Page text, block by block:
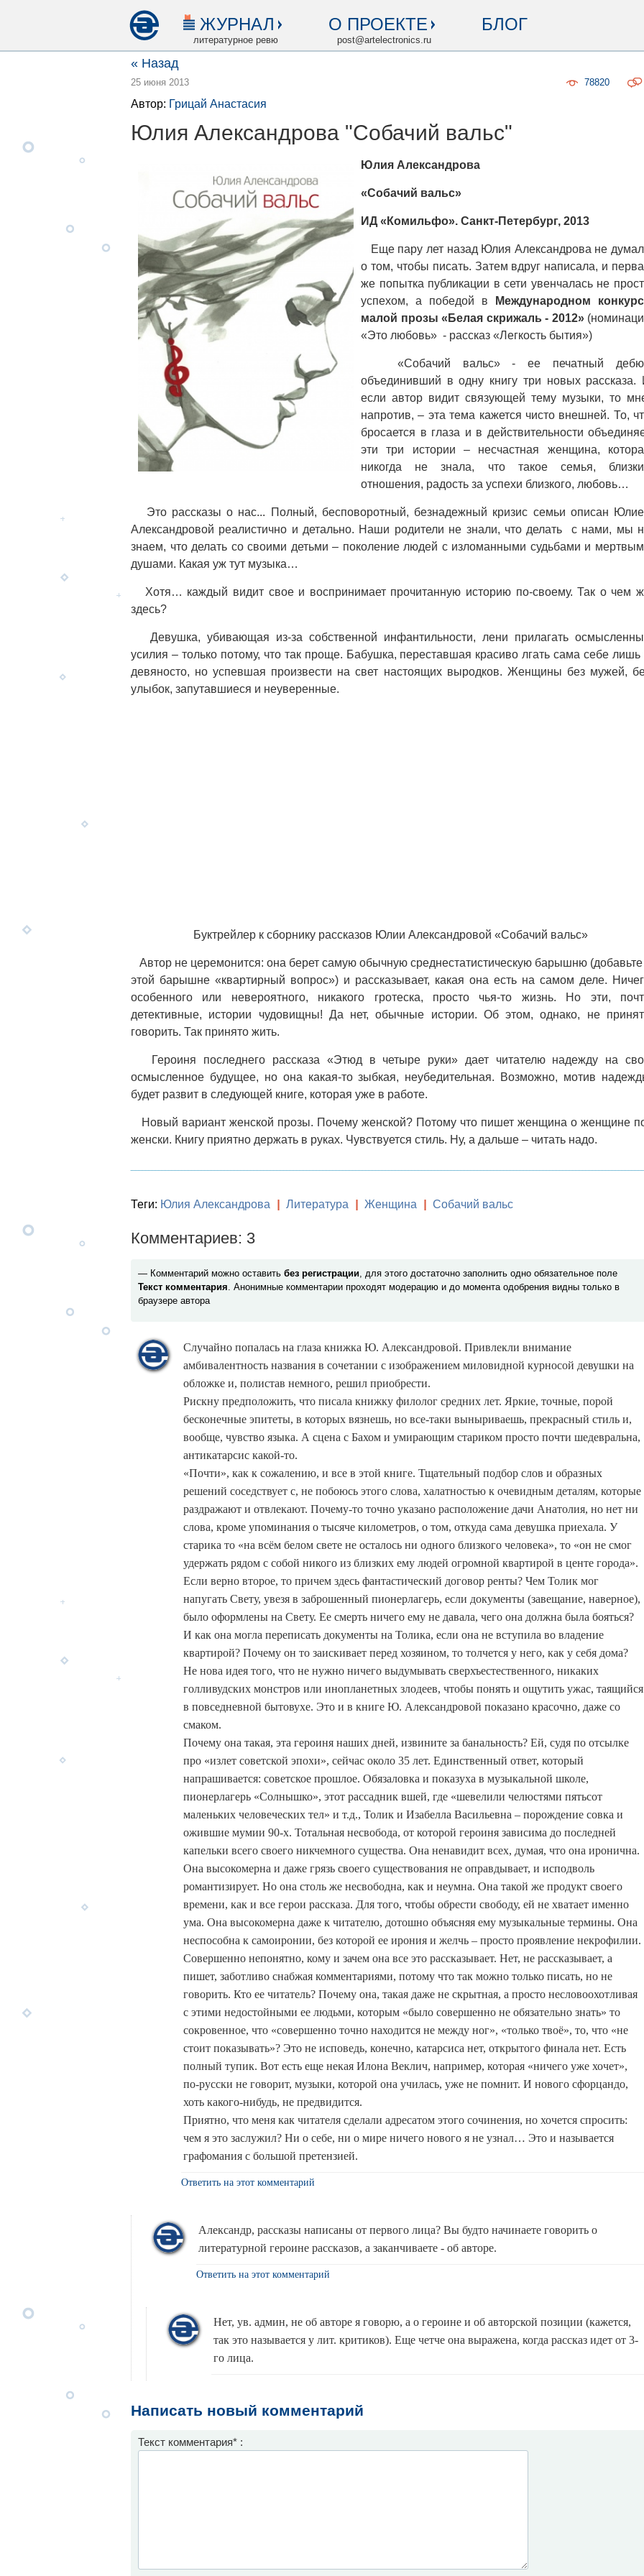
ЖУРНАЛ
литературное ревю
О ПРОЕКТЕ
post@artelectronics.ru
БЛОГ
« Назад
25 июня 2013 78820
Автор: Грицай Анастасия
Юлия Александрова "Собачий вальс"
Юлия Александрова
«Собачий вальс»
ИД «Комильфо». Санкт-Петербург, 2013
Еще пару лет назад Юлия Александрова не
о том, чтобы писать. Затем вдруг написала, и
же попытка публикации в сети увенчалась не
успехом, а победой в
Международном
малой прозы «Белая скрижаль - 2012»
«Это любовь» - рассказ «Легкость бытия»)
«Собачий вальс» - ее печатный
объединивший в одну книгу три новых рассказа.
если автор видит связующей тему музыки, то
напротив, – эта тема кажется чисто внешней. То,
бросается в глаза и в действительности
эти три истории – несчастная женщина,
никогда не знала, что такое семья,
отношения, радость за успехи близкого, любовь…
Это рассказы о нас... Полный, бесповоротный, безнадежный кризис семьи описан
Александровой реалистично и детально. Наши родители не знали, что делать с нами, мы
знаем, что делать со своими детьми – поколение людей с изломанными судьбами и
душами. Какая уж тут музыка…
Хотя… каждый видит свое и воспринимает прочитанную историю пo-своему. Так о чем
здесь?
Девушка, убивающая из-за собственной инфантильности, лени прилагать
усилия – только потому, что так проще. Бабушка, переставшая красиво лгать сама себе лишь
девяносто, но успевшая произвести на свет настоящих выродков. Женщины без мужей,
улыбок, запутавшиеся и неуверенные.
Буктрейлер к сборнику рассказов Юлии Александровой «Собачий вальс»
Автор не церемонится: она берет самую обычную среднестатистическую барышню (добавьте
этой барышне «квартирный вопрос») и рассказывает, какая она есть на самом деле.
особенного или невероятного, никакого гротеска, просто чья-то жизнь. Но эти,
детективные, истории чудовищны! Да нет, обычные истории. Об этом, однако, не
говорить. Так принято жить.
Героиня последнего рассказа «Этюд в четыре руки» дает читателю надежду на
осмысленное будущее, но она какая-то зыбкая, неубедительная. Возможно, мотив
будет развит в следующей книге, которая уже в работе.
Новый вариант женской прозы. Почему женской? Потому что пишет женщина о женщине
женски. Книгу приятно держать в руках. Чувствуется стиль. Ну, а дальше – читать надо.
Теги: Юлия Александрова Литература Женщина Собачий вальс
Комментариев: 3
— Комментарий можно оставить без регистрации, для этого достаточно заполнить одно обязательное поле
Текст комментария. Анонимные комментарии проходят модерацию и до момента одобрения видны только в
браузере автора
Случайно попалась на глаза книжка Ю. Александровой. Привлекли внимание
амбивалентность названия в сочетании с изображением миловидной курносой девушки на
обложке и, полистав немного, решил приобрести.
Рискну предположить, что писала книжку филолог средних лет. Яркие, точные, порой
бесконечные эпитеты, в которых вязнешь, но все-таки выныриваешь, прекрасный стиль и,
вообще, чувство языка. А сцена с Бахом и умирающим стариком просто почти шедевральна,
антикатарсис какой-то.
«Почти», как к сожалению, и все в этой книге. Тщательный подбор слов и образных
решений соседствует с, не побоюсь этого слова, халатностью к очевидным деталям, которые
раздражают и отвлекают. Почему-то точно указано расположение дачи Анатолия, но нет ни
слова, кроме упоминания о тысяче километров, о том, откуда сама девушка приехала. У
старика то «на всём белом свете не осталось ни одного близкого человека», то «он не смог
удержать рядом с собой никого из близких ему людей огромной квартирой в центе города».
Если верно второе, то причем здесь фантастический договор ренты? Чем Толик мог
напугать Свету, увезя в заброшенный пионерлагерь, если документы (завещание, наверное),
было оформлены на Свету. Ее смерть ничего ему не давала, чего она должна была бояться?
И как она могла переписать документы на Толика, если она не вступила во владение
квартирой? Почему он то заискивает перед хозяином, то толчется у него, как у себя дома?
Не нова идея того, что не нужно ничего выдумывать сверхъестественного, никаких
голливудских монстров или инопланетных злодеев, чтобы понять и ощутить ужас, таящийся
в повседневной бытовухе. Это и в книге Ю. Александровой показано красочно, даже со
смаком.
Почему она такая, эта героиня наших дней, извините за банальность? Ей, судя по отсылке
про «излет советской эпохи», сейчас около 35 лет. Единственный ответ, который
напрашивается: советское прошлое. Обязаловка и показуха в музыкальной школе,
пионерлагерь «Солнышко», этот рассадник вшей, где «шевелили челюстями пятьсот
маленьких человеческих тел» и т.д., Толик и Изабелла Васильевна – порождение совка и
ожившие мумии 90-х. Тотальная несвобода, от которой героиня зависима до последней
капельки всего своего никчемного существа. Она ненавидит всех, думая, что она иронична.
Она высокомерна и даже грязь своего существования не оправдывает, и исподволь
романтизирует. Но она столь же несвободна, как и неумна. Она такой же продукт своего
времени, как и все герои рассказа. Для того, чтобы обрести свободу, ей не хватает именно
ума. Она высокомерна даже к читателю, дотошно объясняя ему музыкальные термины. Она
неспособна к самоиронии, без которой ее ирония и желчь – просто проявление некрофилии.
Совершенно непонятно, кому и зачем она все это рассказывает. Нет, не рассказывает, а
пишет, заботливо снабжая комментариями, потому что так можно только писать, но не
говорить. Кто ее читатель? Почему она, такая даже не скрытная, а просто несловоохотливая
с этими недостойными ее людьми, которым «было совершенно не обязательно знать» то
сокровенное, что «совершенно точно находится не между ног», «только твоё», то, что «не
стоит показывать»? Это не исповедь, конечно, катарсиса нет, открытого финала нет. Есть
полный тупик. Вот есть еще некая Илона Веклич, например, которая «ничего уже хочет»,
по-русски не говорит, музыки, которой она училась, уже не помнит. И нового сфорцандо,
хоть какого-нибудь, не предвидится.
Приятно, что меня как читателя сделали адресатом этого сочинения, но хочется спросить:
чем я это заслужил? Ни о себе, ни о мире ничего нового я не узнал… Это и называется
графомания с большой претензией.
Ответить на этот комментарий
Александр, рассказы написаны от первого лица? Вы будто начинаете говорить о
литературной героине рассказов, а заканчиваете - об авторе.
Ответить на этот комментарий
Нет, ув. админ, не об авторе я говорю, а о героине и об авторской позиции (кажется,
так это называется у лит. критиков). Еще четче она выражена, когда рассказ идет от 3-
го лица.
Написать новый комментарий
Текст комментария* :